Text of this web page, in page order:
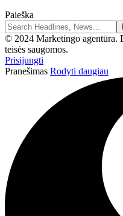
Paieška
© 2024 Marketingo
teisės saugomos.
Prisijungti
Pranešimas Rodyti daugiau